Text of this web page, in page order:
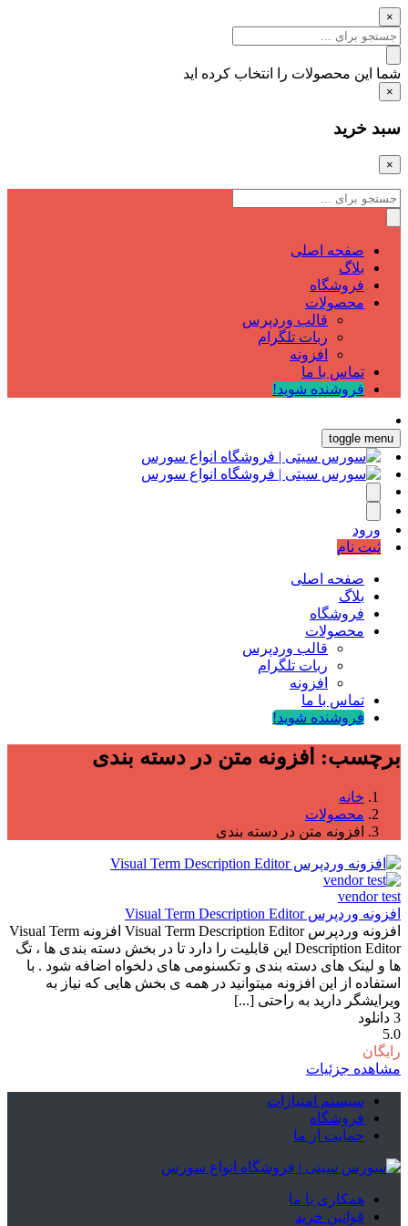
×
شما این محصولات را انتخاب کرده اید
×
سبد خرید
×
صفحه اصلی
بلاگ
فروشگاه
محصولات
قالب وردپرس
ربات تلگرام
افزونه
تماس با ما
فروشنده شوید!
toggle menu
ورود
ثبت نام
صفحه اصلی
بلاگ
فروشگاه
محصولات
قالب وردپرس
ربات تلگرام
افزونه
تماس با ما
فروشنده شوید!
برچسب: افزونه متن در دسته بندی
خانه
محصولات
افزونه متن در دسته بندی
vendor test
افزونه وردپرس Visual Term Description Editor
افزونه وردپرس Visual Term Description Editor افزونه Visual Term
Description Editor این قابلیت را دارد تا در بخش دسته بندی ها ، تگ
ها و لینک های دسته بندی و تکسنومی های دلخواه اضافه شود . با
استفاده از این افزونه میتوانید در همه ی بخش هایی که نیاز به
ویرایشگر دارید به راحتی [...]
3 دانلود
5.0
رایگان
مشاهده جزئیات
سیستم امتیازات
فروشگاه
حمایت از ما
همکاری با ما
قوانین خرید